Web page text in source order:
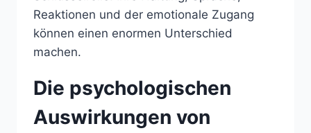
Reaktionen und der emotionale Zugang
können einen enormen Unterschied
machen.
Die psychologischen
Auswirkungen von